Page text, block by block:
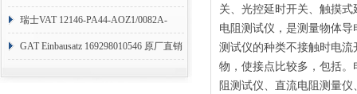
目表）
瑞士VAT 12146-PA44-AOZ1/0082A-
1173938
GAT Einbausatz 169298010546 原厂直销
关、光控延时开关、触摸式
电阻测试仪，是测量物体
测试仪的种类不接触时电
物，使接点比较多，包括
阻测试仪、直流电阻测量